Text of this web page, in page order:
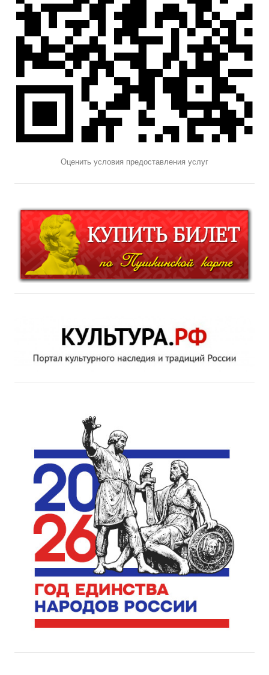
Оценить условия предоставления услуг